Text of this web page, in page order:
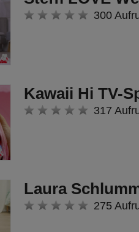
300
Kawaii Hi TV-
317
Laura
275